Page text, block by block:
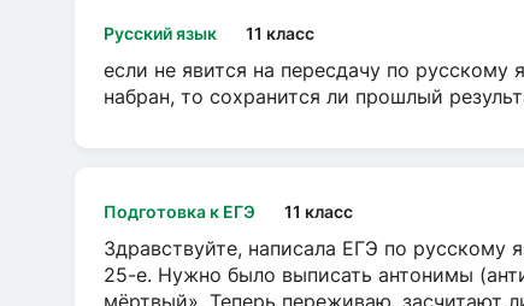
Русский язык 11 класс
если не явится на пересдачу по
набран, то сохранится ли прошлый
Подготовка к ЕГЭ 11 класс
Здравствуйте, написала ЕГЭ по русскому
25-е. Нужно было выписать антонимы
мёртвый». Теперь переживаю, засчитают